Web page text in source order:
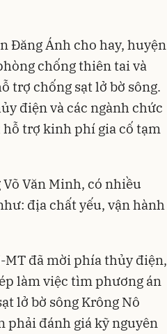
Đăng Ánh cho hay, huyện
chống thiên tai và
trợ chống sạt lở bờ sông.
điện và các ngành chức
hỗ trợ kinh phí gia cố tạm
Văn Minh, có nhiều
địa chất yếu, vận hành
MT đã mời phía thủy điện,
làm việc tìm phương án
lở bờ sông Krông Nô
phải đánh giá kỹ nguyên